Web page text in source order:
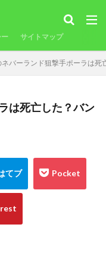
サイトマップ
ネバーランド狙撃手ポーラは死
は死亡した？バン